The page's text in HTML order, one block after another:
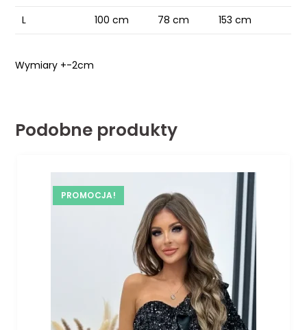
L
100 cm 78 cm 153 cm
Wymiary +-2cm
Podobne produkty
PROMOCJA!